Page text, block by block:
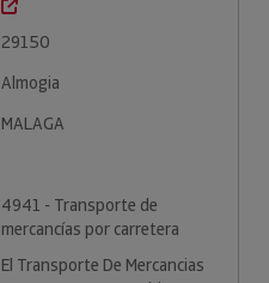
29150
Almogia
MALAGA
4941 - Transporte de
mercancías por carretera
El Transporte De Mercancias